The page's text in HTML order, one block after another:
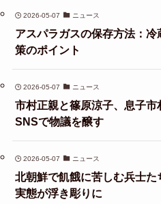
2026-05-07 ニュース
アスパラガスの保存方法：
策のポイント
2026-05-07 ニュース
市村正親と篠原涼子、息子
SNSで物議を醸す
2026-05-07 ニュース
北朝鮮で飢餓に苦しむ兵士
実態が浮き彫りに